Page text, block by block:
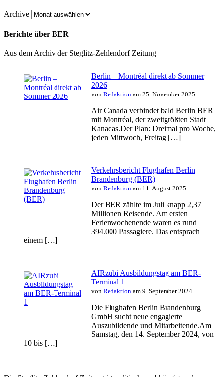
Archive
Berichte über BER
Aus dem Archiv der Steglitz-Zehlendorf Zeitung
Berlin – Montréal direkt ab Sommer
2026
von Redaktion am 25. November 2025
Air Canada verbindet bald Berlin BER
mit Montréal, der zweitgrößten Stadt
Kanadas.Der Plan: Dreimal pro Woche,
jeden Mittwoch, Freitag […]
Verkehrsbericht Flughafen Berlin
Brandenburg (BER)
von Redaktion am 11. August 2025
Der BER zählte im Juli knapp 2,37
Millionen Reisende. Am ersten
Ferienwochenende waren es rund
394.000 Passagiere. Das entsprach
einem […]
AIRzubi Ausbildungstag am BER-
Terminal 1
von Redaktion am 9. September 2024
Die Flughafen Berlin Brandenburg
GmbH sucht neue engagierte
Auszubildende und Mitarbeitende.Am
Samstag, den 14. September 2024, von
10 bis […]